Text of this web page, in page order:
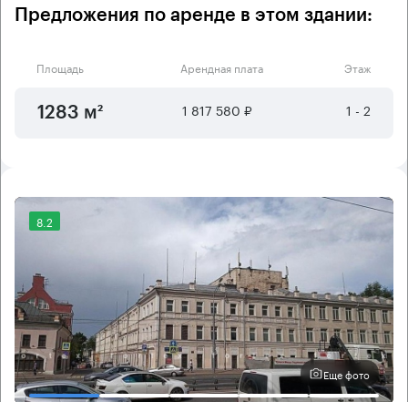
Предложения по аренде в этом здании:
Площадь Арендная плата Этаж
1283 м² 1 817 580 ₽ 1 - 2
8.2
Еще фото